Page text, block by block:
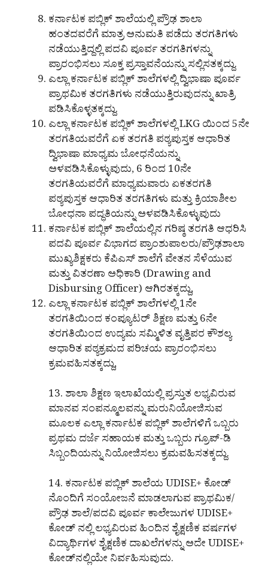
ಕರ್ನಾಟಕ ಪಬ್ಲಿಕ್ ಶಾಲೆಯಲ್ಲಿ ಪ್ರೌಢ ಶಾಲಾ
ಹಂತದವರೆಗೆ ಮಾತ್ರ ಅನುಮತಿ ಪಡೆದು ತರಗತಿಗಳು
ನಡೆಯುತ್ತಿದ್ದಲ್ಲಿ ಪದವಿ ಪೂರ್ವ ತರಗತಿಗಳನ್ನು
ಪ್ರಾರಂಭಿಸಲು ಸೂಕ್ತ ಪ್ರಸ್ತಾವನೆಯನ್ನು ಸಲ್ಲಿಸತಕ್ಕದ್ದು.
ಎಲ್ಲಾ ಕರ್ನಾಟಕ ಪಬ್ಲಿಕ್ ಶಾಲೆಗಳಲ್ಲಿ ದ್ವಿಭಾಷಾ ಪೂರ್ವ
ಪ್ರಾಥಮಿಕ ತರಗತಿಗಳು ನಡೆಯುತ್ತಿರುವುದನ್ನು ಖಾತ್ರಿ
ಪಡಿಸಿಕೊಳ್ಳತಕ್ಕದ್ದು.
ಎಲ್ಲಾ ಕರ್ನಾಟಕ ಪಬ್ಲಿಕ್ ಶಾಲೆಗಳಲ್ಲಿ LKG ಯಿಂದ 5ನೇ
ತರಗತಿಯವರೆಗೆ ಏಕ ತರಗತಿ ಪಠ್ಯಪುಸ್ತಕ ಆಧಾರಿತ
ದ್ವಿಭಾಷಾ ಮಾಧ್ಯಮ ಬೋಧನೆಯನ್ನು
ಅಳವಡಿಸಿಕೊಳ್ಳುವುದು, 6 ರಿಂದ 10ನೇ
ತರಗತಿಯವರೆಗೆ ಮಾಧ್ಯಮವಾರು ಏಕತರಗತಿ
ಪಠ್ಯಪುಸ್ತಕ ಆಧಾರಿತ ತರಗತಿಗಳು ಮತ್ತು ಕ್ರಿಯಾಶೀಲ
ಬೋಧನಾ ಪದ್ಧತಿಯನ್ನು ಅಳವಡಿಸಿಕೊಳ್ಳುವುದು
ಕರ್ನಾಟಕ ಪಬ್ಲಿಕ್ ಶಾಲೆಯಲ್ಲಿನ ಗರಿಷ್ಠ ತರಗತಿ ಆಧರಿಸಿ
ಪದವಿ ಪೂರ್ವ ವಿಭಾಗದ ಪ್ರಾಂಶುಪಾಲರು/ಪ್ರೌಢಶಾಲಾ
ಮುಖ್ಯಶಿಕ್ಷಕರು ಕೆಪಿಎಸ್ ಶಾಲೆಗೆ ವೇತನ ಸೆಳೆಯುವ
ಮತ್ತು ವಿತರಣಾ ಅಧಿಕಾರಿ (Drawing and
Disbursing Officer) ಆಗಿರತಕ್ಕದ್ದು,
ಎಲ್ಲಾ ಕರ್ನಾಟಕ ಪಬ್ಲಿಕ್ ಶಾಲೆಗಳಲ್ಲಿ 1ನೇ
ತರಗತಿಯಿಂದ ಕಂಪ್ಯೂಟರ್ ಶಿಕ್ಷಣ ಮತ್ತು 6ನೇ
ತರಗತಿಯಿಂದ ಉದ್ಯಮ ಸಮ್ಮಿಳಿತ ವೃತ್ತಿಪರ ಕೌಶಲ್ಯ
ಆಧಾರಿತ ಪಠ್ಯಕ್ರಮದ ಪರಿಚಯ ಪ್ರಾರಂಭಿಸಲು
ಕ್ರಮವಹಿಸತಕ್ಕದ್ದು,
13. ಶಾಲಾ ಶಿಕ್ಷಣ ಇಲಾಖೆಯಲ್ಲಿ ಪ್ರಸ್ತುತ ಲಭ್ಯವಿರುವ
ಮಾನವ ಸಂಪನ್ಮೂಲವನ್ನು ಮರುನಿಯೋಜಿಸುವ
ಮೂಲಕ ಎಲ್ಲಾ ಕರ್ನಾಟಕ ಪಬ್ಲಿಕ್ ಶಾಲೆಗಳಿಗೆ ಒಬ್ಬರು
ಪ್ರಥಮ ದರ್ಜೆ ಸಹಾಯಕ ಮತ್ತು ಒಬ್ಬರು ಗ್ರೂಪ್-ಡಿ
ಸಿಬ್ಬಂದಿಯನ್ನು ನಿಯೋಜಿಸಲು ಕ್ರಮವಹಿಸತಕ್ಕದ್ದು.
14. ಕರ್ನಾಟಕ ಪಬ್ಲಿಕ್ ಶಾಲೆಯ UDISE+ ಕೋಡ್
ನೊಂದಿಗೆ ಸಂಯೋಜನೆ ಮಾಡಲಾಗುವ ಪ್ರಾಥಮಿಕ/
ಪ್ರೌಢ ಶಾಲೆ/ಪದವಿ ಪೂರ್ವ ಕಾಲೇಜುಗಳ UDISE+
ಕೋಡ್ ನಲ್ಲಿ ಲಭ್ಯವಿರುವ ಹಿಂದಿನ ಶೈಕ್ಷಣಿಕ ವರ್ಷಗಳ
ವಿದ್ಯಾರ್ಥಿಗಳ ಶೈಕ್ಷಣಿಕ ದಾಖಲೆಗಳನ್ನು ಅದೇ UDISE+
ಕೋಡ್‌ನಲ್ಲಿಯೇ ನಿರ್ವಹಿಸುವುದು.